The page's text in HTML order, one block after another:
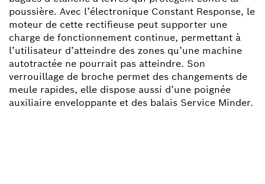
poussière. Avec l’électronique Constant Response, le
moteur de cette rectifieuse peut supporter une
charge de fonctionnement continue, permettant à
l’utilisateur d’atteindre des zones qu’une machine
autotractée ne pourrait pas atteindre. Son
verrouillage de broche permet des changements de
meule rapides, elle dispose aussi d’une poignée
auxiliaire enveloppante et des balais Service Minder.